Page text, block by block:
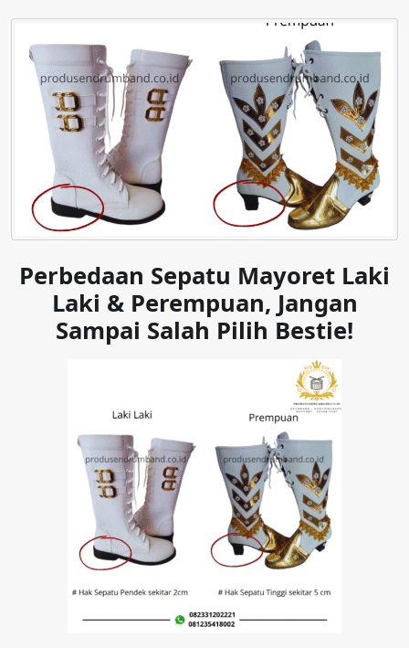
Perbedaan Sepatu Mayoret Laki
Laki & Perempuan, Jangan
Sampai Salah Pilih Bestie!